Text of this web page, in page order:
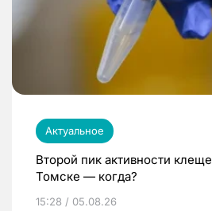
Актуальное
Второй пик активности
Томске — когда?
15:28 / 05.08.26